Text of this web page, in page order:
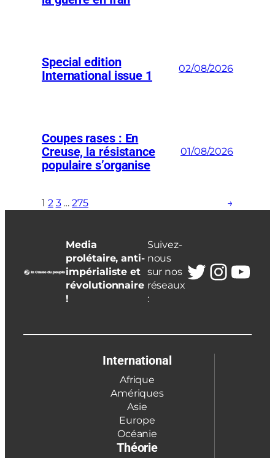
Special edition
International issue 1
02/08/2026
Coupes rases : En
Creuse, la résistance
populaire s’organise
01/08/2026
1 2 3 … 275 →
Media
prolétaire, anti-
impérialiste et
révolutionnaire
!
Suivez-
nous
sur nos
réseaux
:
Twitter
International
Afrique
Amériques
Asie
Europe
Océanie
Théorie